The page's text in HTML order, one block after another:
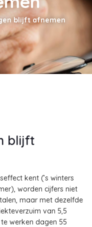
blijft afnemen
blijft
kent (’s winters
worden cijfers niet
maar met dezelfde
van 5,5
werken dagen 55